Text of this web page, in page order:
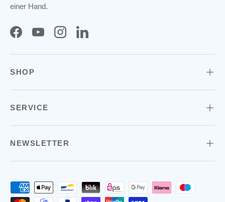
einer Hand.
FacebookYouTubeInstagramLinkedIn
SHOP
SERVICE
NEWSLETTER
Zahlungsmethoden